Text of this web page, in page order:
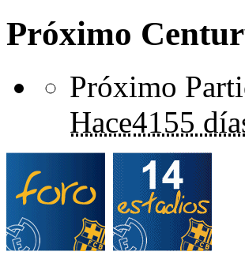
Próximo
Próximo
Hace4155